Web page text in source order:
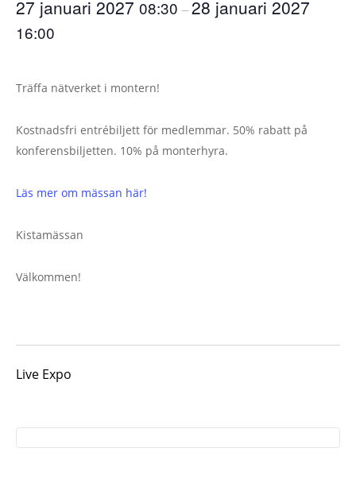
27 januari 2027 08:30 –28 januari 2027
16:00
Träffa nätverket i montern!
Kostnadsfri entrébiljett för medlemmar. 50% rabatt på
konferensbiljetten. 10% på monterhyra.
Läs mer om mässan här!
Kistamässan
Välkommen!
Live Expo